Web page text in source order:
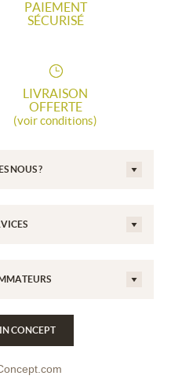
PAIEMENT
SÉCURISÉ
LIVRAISON
OFFERTE
(voir conditions)
NOUS ?
CONCEPT